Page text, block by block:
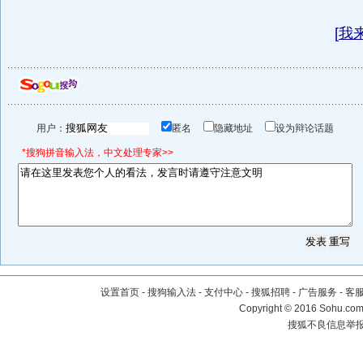
[我
用户： 匿名 隐藏地址 设为辩论话题
*搜狗拼音输入法，中文处理专家>>
设置首页 - 搜狗输入法 - 支付中心 - 搜狐招聘 - 广告服务 - 客
Copyright©2016
搜狐不良信息举